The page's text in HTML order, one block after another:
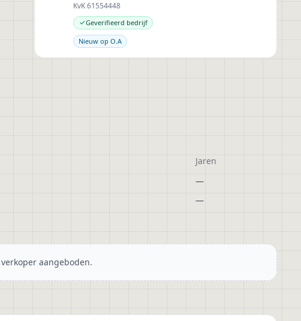
KvK 61554448
Geverifieerd bedrijf
Nieuw op O.A
Jaren
—
—
aangeboden.